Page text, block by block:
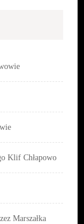
Klif Chłapowo
Marszałka